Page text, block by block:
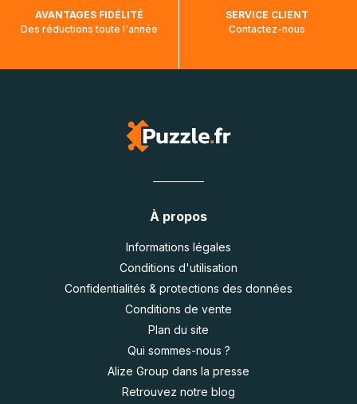
AVANTAGES FIDÉLITÉ
Des réductions toute l'année
SERVICE CLIENT
Contactez-nous
À propos
Informations légales
Conditions d'utilisation
Confidentialités & protections des données
Conditions de vente
Plan du site
Qui sommes-nous ?
Alize Group dans la presse
Retrouvez notre blog